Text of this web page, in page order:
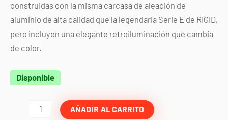
construidas con la misma carcasa de aleación de
aluminio de alta calidad que la legendaria Serie E de RIGID,
pero incluyen una elegante retroiluminación que cambia
de color.
Disponible
Barra
AÑADIR AL CARRITO